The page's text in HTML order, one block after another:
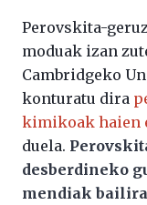
Perovskita-
moduak izan
Cambridgeko
konturatu dira
kimikoak haien
duela.
desberdineko
mendiak